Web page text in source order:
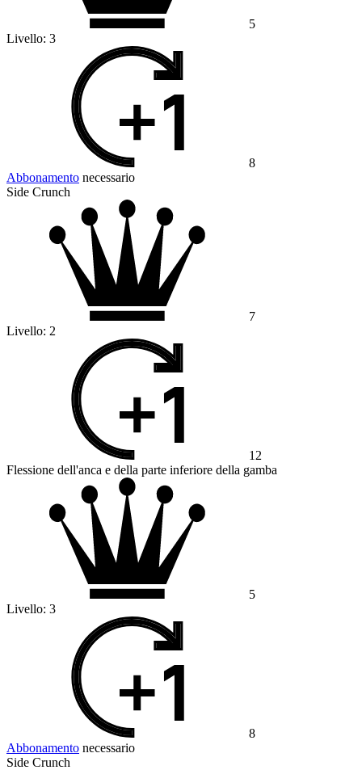
5
Livello: 3
8
Abbonamento necessario
Side Crunch
7
Livello: 2
12
Flessione dell'anca e della parte inferiore della gamba
5
Livello: 3
8
Abbonamento necessario
Side Crunch